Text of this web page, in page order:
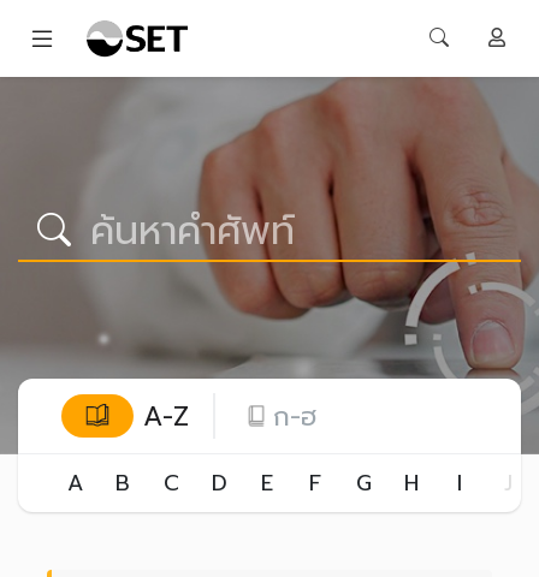
A-Z ก-ฮ
A B C D E F G H I J